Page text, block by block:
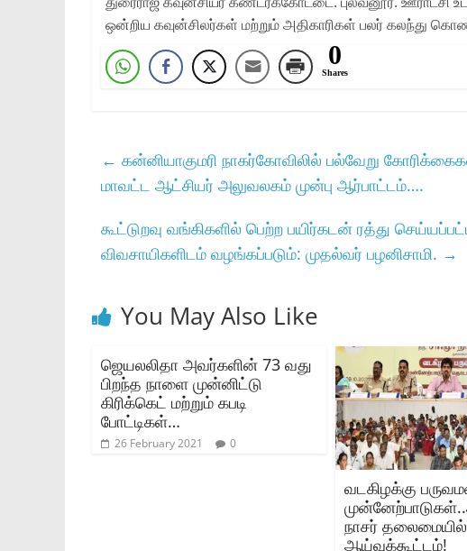
ஒன்றிய கவுன்சிலர்கள் மற்றும் அதிகாரிகள் பலர் கலந்து
0
Shares
← கன்னியாகுமரி நாகர்கோவிலில் பல்வேறு
மாவட்ட ஆட்சியர் அலுவலகம் முன்பு ஆர்பாட்டம்….
கூட்டுறவு வங்கிகளில்‌ பெற்ற பயிர்கடன்‌ ரத்து
விவசாயிகளிடம்‌ வழங்கப்படும்‌: முதல்வர்‌ பழனிசாமி. →
You May Also Like
ஜெயலலிதா அவர்களின் 73 வது
பிறந்த நாளை முன்னிட்டு
கிரிக்கெட் மற்றும் கபடி
போட்டிகள்…
26 February 2021 0
வடகிழக்கு
நாசர் தலைமையில்
ஆய்வுக்கூட்டம்!